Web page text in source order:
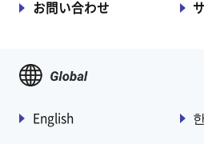
お問い合わせ
English